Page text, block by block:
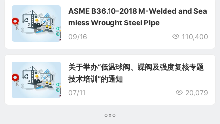
ASME B36.10-2018 M-Welded and Sea
mless Wrought Steel Pipe
09/16 110,400
关于举办“低温球阀、蝶阀及强度复核专题
技术培训”的通知
07/11 20,079